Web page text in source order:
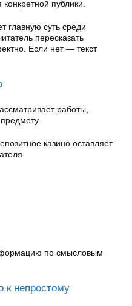
публики.
главную суть среди
пересказать
Если нет — текст
работы,
казино оставляет
по смысловым
к непростому